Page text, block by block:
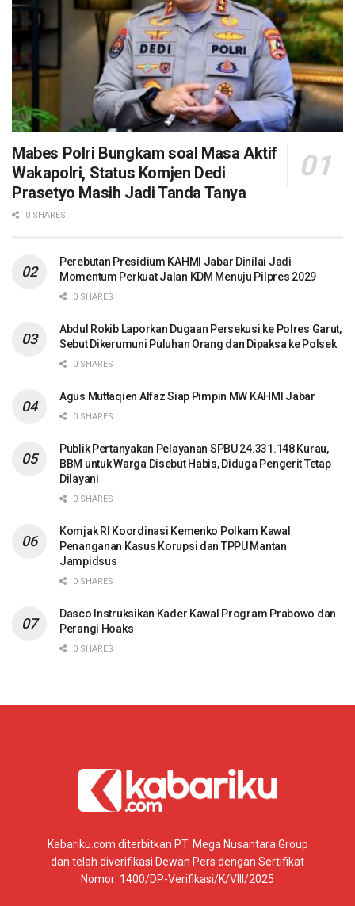
Mabes Polri Bungkam soal Masa Aktif
Wakapolri, Status Komjen Dedi
Prasetyo Masih Jadi Tanda Tanya
0 SHARES
Perebutan Presidium KAHMI Jabar Dinilai Jadi
Momentum Perkuat Jalan KDM Menuju Pilpres 2029
0 SHARES
Abdul Rokib Laporkan Dugaan Persekusi ke Polres Garut,
Sebut Dikerumuni Puluhan Orang dan Dipaksa ke Polsek
0 SHARES
Agus Muttaqien Alfaz Siap Pimpin MW KAHMI Jabar
0 SHARES
Publik Pertanyakan Pelayanan SPBU 24.331.148 Kurau,
BBM untuk Warga Disebut Habis, Diduga Pengerit Tetap
Dilayani
0 SHARES
Komjak RI Koordinasi Kemenko Polkam Kawal
Penanganan Kasus Korupsi dan TPPU Mantan
Jampidsus
0 SHARES
Dasco Instruksikan Kader Kawal Program Prabowo dan
Perangi Hoaks
0 SHARES
Kabariku.com diterbitkan PT. Mega Nusantara Group
dan telah diverifikasi Dewan Pers dengan Sertifikat
Nomor: 1400/DP-Verifikasi/K/VIII/2025